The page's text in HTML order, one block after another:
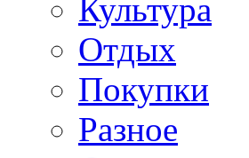
Культура
Отдых
Покупки
Разное